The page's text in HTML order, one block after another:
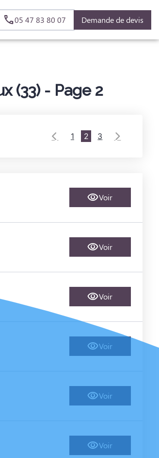
05 47 83 80 07 Demande de devis
(33) - Page 2
1 2 3
Voir
Voir
Voir
Voir
Voir
Voir